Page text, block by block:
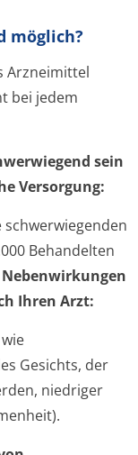
möglich?
Arzneimittel
bei jedem
sein
Versorgung:
Behandelten
Ihren Arzt:
Gesichts, der
niedriger